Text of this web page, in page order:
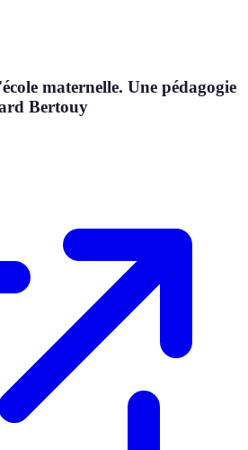
maternelle. Une pédagogie
Bertouy